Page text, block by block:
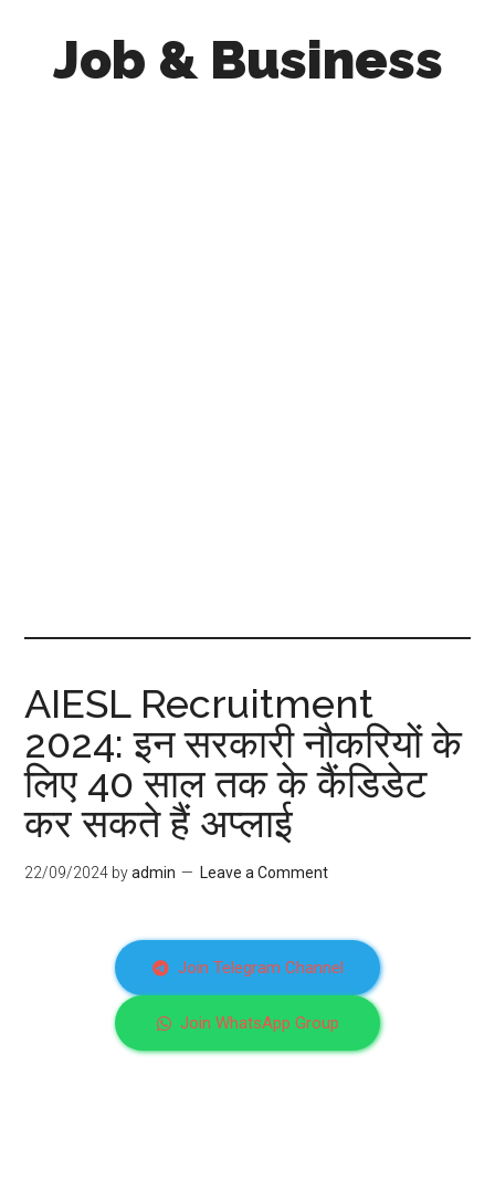
Job & Business
AIESL Recruitment
2024: इन सरकारी नौकरियों के
लिए 40 साल तक के कैंडिडेट
कर सकते हैं अप्लाई
22/09/2024 byadmin Leave a Comment
Join Telegram Channel
Join WhatsApp Group